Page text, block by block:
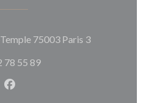
75003 Paris 3((在新窗口
78 55 89
Facebook ((在新窗口中打开